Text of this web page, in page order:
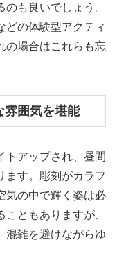
も良いでしょう。
どの体験型アクティ
の場合はこれらも忘
雰囲気を堪能
トアップされ、昼間
ます。彫刻がカラフ
気の中で輝く姿は必
ともありますが、
混雑を避けながらゆ